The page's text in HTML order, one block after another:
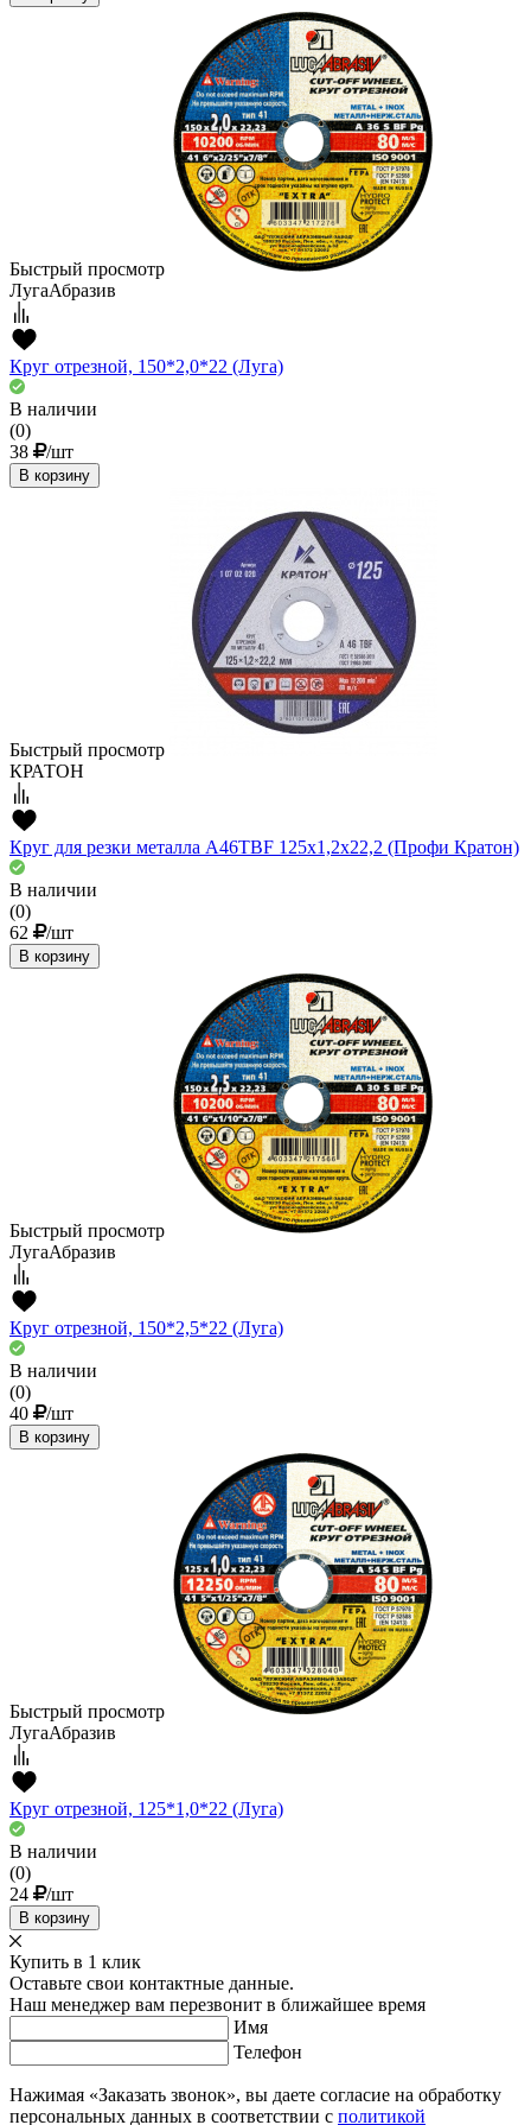
Быстрый просмотр
ЛугаАбразив
Круг отрезной, 150*2,0*22 (Луга)
В наличии
(0)
38
/шт
В корзину
Быстрый просмотр
КРАТОН
Круг для резки металла A46TBF 125х1,2х22,2 (Профи Кратон)
В наличии
(0)
62
/шт
В корзину
Быстрый просмотр
ЛугаАбразив
Круг отрезной, 150*2,5*22 (Луга)
В наличии
(0)
40
/шт
В корзину
Быстрый просмотр
ЛугаАбразив
Круг отрезной, 125*1,0*22 (Луга)
В наличии
(0)
24
/шт
В корзину
Купить в 1 клик
Оставьте свои контактные данные.
Наш менеджер вам перезвонит в ближайшее время
Имя
Телефон
Нажимая «Заказать звонок», вы даете согласие на обработку
персональных данных в соответствии с политикой